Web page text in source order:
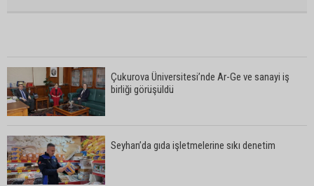
Çukurova Üniversitesi’nde Ar-Ge ve sanayi iş
birliği görüşüldü
Seyhan’da gıda işletmelerine sıkı denetim